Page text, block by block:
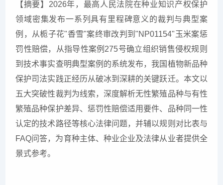
【摘要】2026年，最高人民法院在种业知识产权保护
领域密集发布一系列具有里程碑意义的裁判与典型案
例，从栀子花"香雪"案终审改判到"NP01154"玉米案惩
罚性赔偿，从指导性案例275号确立组织销售侵权规则
到技术事实查明典型案例的系统发布，我国植物新品种
保护司法实践正经历从破冰到深耕的关键跃迁。本文以
五大突破性裁判为线索，深度解析无性繁殖品种与有性
繁殖品种保护差异、惩罚性赔偿适用要件、品种同一性
认定的技术路径等核心法律问题，并辅以规则对比表与
FAQ问答，为育种主体、种业企业及法律从业者提供全
景式参考。